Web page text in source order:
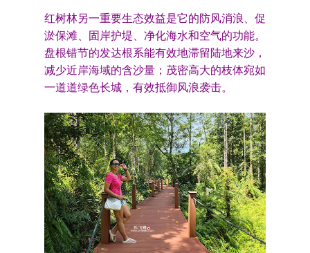
红树林另一重要生态效益是它的防风消浪、促
淤保滩、固岸护堤、净化海水和空气的功能。
盘根错节的发达根系能有效地滞留陆地来沙，
减少近岸海域的含沙量；茂密高大的枝体宛如
一道道绿色长城，有效抵御风浪袭击。